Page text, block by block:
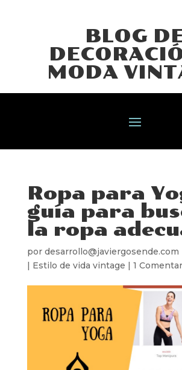
BLOG
MODA
Ropa para
guía para
la ropa
por desarrollo@javiergosende.com
| Estilo de vida vintage | 1